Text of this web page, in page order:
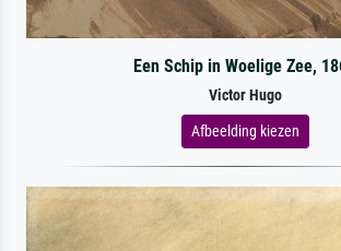
Een Schip in Woelige Zee,
Victor Hugo
Afbeelding kiezen